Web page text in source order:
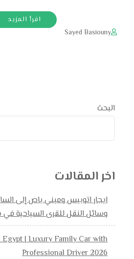
اقرأ المزيد
Sayed Basiouny
البحث
اخر المقالات
ايجار اتوبيس وميني باص إلى
وسائل النقل للقرى السياحية في
| Luxury Family Car with
Professional Driver 2026